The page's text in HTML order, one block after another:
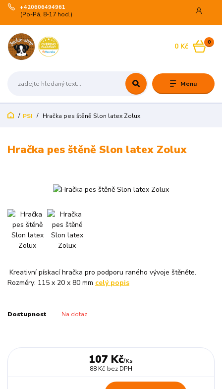
Menu
+420606494961
(Po-Pá, 8-17 hod.)
0
0 Kč
PSI Hračka pes štěně Slon latex Zolux
Hračka pes štěně Slon latex Zolux
Kreativní pískací hračka pro podporu raného vývoje štěněte.
Rozměry: 115 x 20 x 80 mm celý popis
Dostupnost Na dotaz
107 Kč/Ks
88 Kč bez DPH